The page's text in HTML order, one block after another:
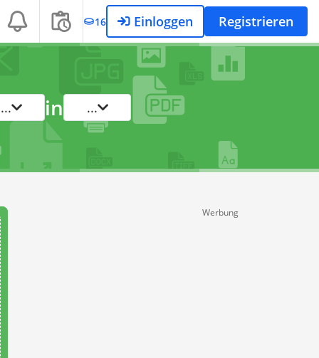
16 Einloggen Registrieren
... in ...
Werbung